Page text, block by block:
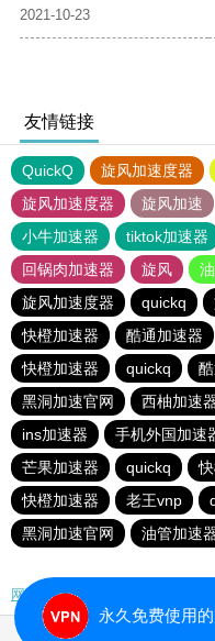
2021-10-23
友情链接
QuickQ 旋风加速度器
旋风加速度器
旋风加速
小牛加速器
tiktok加速器
回锅肉加速器
旋风
旋风加速度器
quickq
快橙加速器
酷通加速器
快橙加速器
quickq
黑洞加速官网
西柚加速
ins加速器
手机外国加速
芒果加速器
quickq
快橙加速器
老王vnp
黑洞加速官网
油管加速
网站地图
永久免费使用